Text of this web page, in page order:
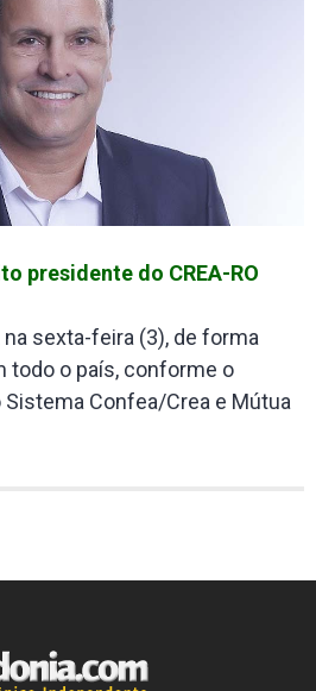
presidente do CREA-RO
sexta-feira (3), de forma
todo o país, conforme o
Confea/Crea e Mútua